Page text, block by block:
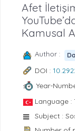
Afet
Kamusal
Author :
DOI :
Year-
Language :
Subject :